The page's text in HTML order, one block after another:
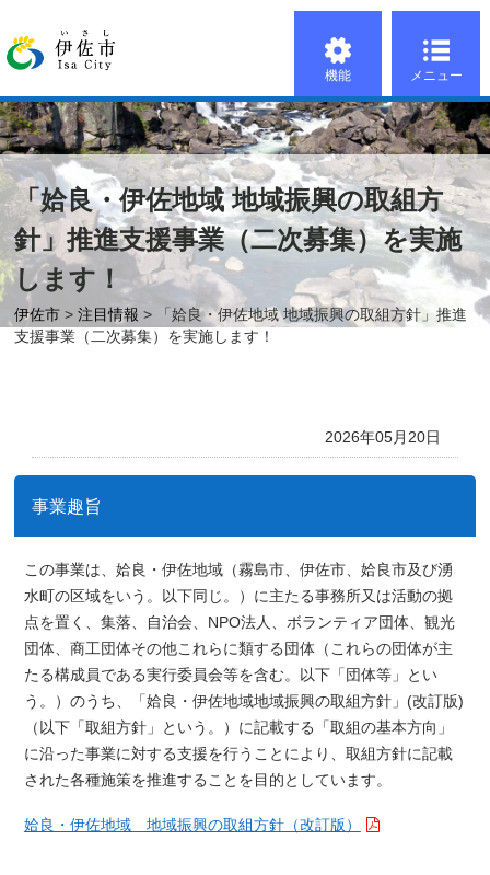
機能 メニュー
「姶良・伊佐地域 地域振興の取組方
針」推進支援事業（二次募集）を実施
します！
伊佐市 >注目情報 > 「姶良・伊佐地域 地域振興の取組方針」推進
支援事業（二次募集）を実施します！
2026年05月20日
事業趣旨
この事業は、姶良・伊佐地域（霧島市、伊佐市、姶良市及び湧
水町の区域をいう。以下同じ。）に主たる事務所又は活動の拠
点を置く、集落、自治会、NPO法人、ボランティア団体、観光
団体、商工団体その他これらに類する団体（これらの団体が主
たる構成員である実行委員会等を含む。以下「団体等」とい
う。）のうち、「姶良・伊佐地域地域振興の取組方針」(改訂版)
（以下「取組方針」という。）に記載する「取組の基本方向」
に沿った事業に対する支援を行うことにより、取組方針に記載
された各種施策を推進することを目的としています。
姶良・伊佐地域 地域振興の取組方針（改訂版）